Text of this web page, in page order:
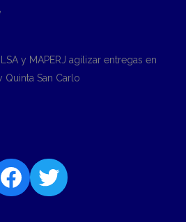
y MAPERJ agilizar entregas en
Quinta San Carlo